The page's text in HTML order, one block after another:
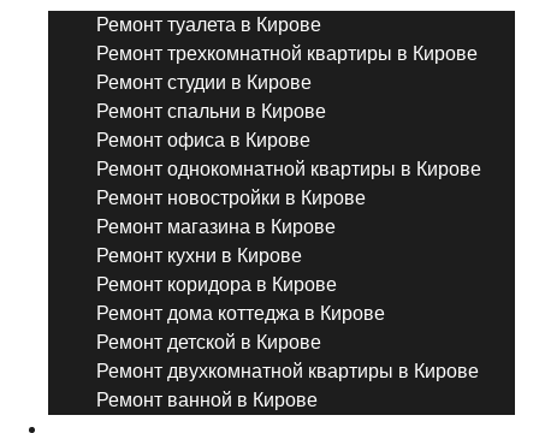
Ремонт туалета в Кирове
Ремонт трехкомнатной квартиры в Кирове
Ремонт студии в Кирове
Ремонт спальни в Кирове
Ремонт офиса в Кирове
Ремонт однокомнатной квартиры в Кирове
Ремонт новостройки в Кирове
Ремонт магазина в Кирове
Ремонт кухни в Кирове
Ремонт коридора в Кирове
Ремонт дома коттеджа в Кирове
Ремонт детской в Кирове
Ремонт двухкомнатной квартиры в Кирове
Ремонт ванной в Кирове